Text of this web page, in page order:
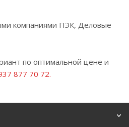
компаниями ПЭК, Деловые
по оптимальной цене и
877 70 72.